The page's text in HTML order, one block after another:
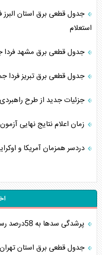
استعلام
جدول قطعی برق مشهد فردا جمعه ۱۶ مرداد ۱۴۰۵ +
جدول قطعی برق تبریز فردا جمعه ۱۶ مرداد ۱۴۰۵ + نحوه
جزئیات جدید از طرح
زمان اعلام نتایج نهایی آزمون
دردسر همزمان آمریکا و
پرشدگی سدها به 58درصد رسید